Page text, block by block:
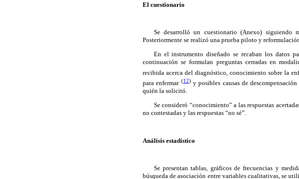
El cuestionario
Se desarrolló un cuestionario (Anexo) siguiendo
Posteriormente se realizó una prueba piloto y
En el instrumento diseñado se recaban los datos
continuación se formulan preguntas cerradas en
recibida acerca del diagnóstico, conocimiento sobre la
para enfermar (12)y posibles causas de descompensación
quién la solicitó.
Se consideró “conocimiento” a las respuestas
no contestadas y las respuestas “no sé”.
Análisis estadístico
Se presentan tablas, gráficos de frecuencias y
búsqueda de asociación entre variables cualitativas, se